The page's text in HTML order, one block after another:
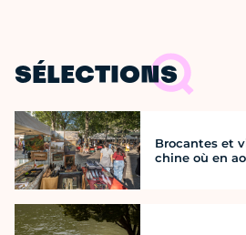
SÉLECTIONS
Brocantes et
chine où en